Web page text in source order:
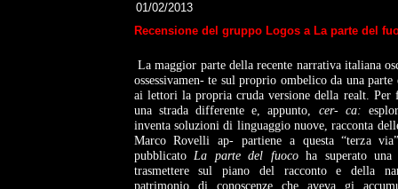
01/02/2013
Recensione del gruppo Logos a La parte del
La maggior parte della recente narrativa italiana
ossessivamen- te sul proprio ombelico da una parte
ai lettori la propria cruda versione della realt. Per
una strada differente e, appunto, cer- ca:
inventa soluzioni di linguaggio nuove, racconta
Marco Rovelli ap- partiene a questa “terza
pubblicato La parte del fuoco ha superato una
trasmettere sulpiano del racconto e della
patrimonio di conoscenze che aveva gi